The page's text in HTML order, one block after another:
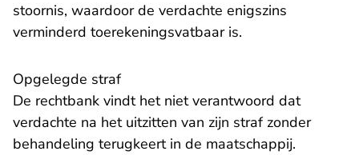
stoornis, waardoor de verdachte enigszins
verminderd toerekenings­vatbaar is.
Opgelegde straf
De rechtbank vindt het niet verantwoord dat
verdachte na het uitzitten van zijn straf zonder
behandeling terugkeert in de maatschappij.